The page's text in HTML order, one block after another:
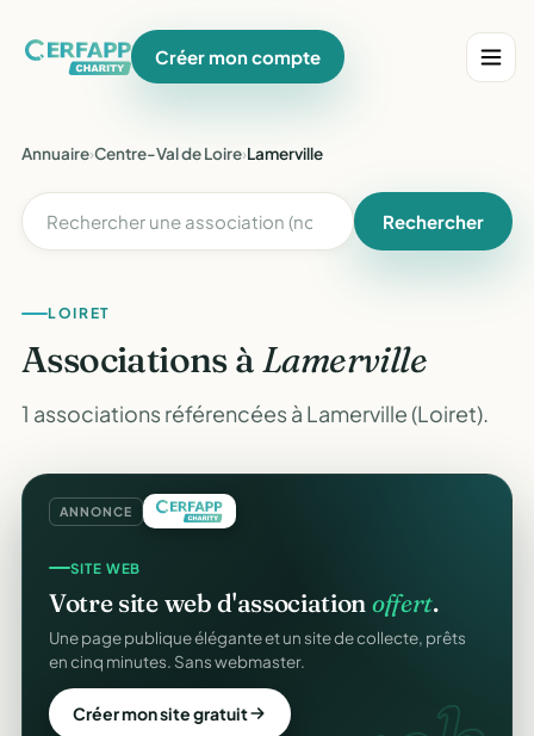
Créer mon compte
Annuaire›Centre-Val de Loire›Lamerville
Rechercher
LOIRET
Associations àLamerville
1 associations référencées à Lamerville (Loiret).
ANNONCE
SITE WEB
Votre site web d'association offert.
Une page publique élégante et un site de collecte, prêts
en cinq minutes. Sans webmaster.
Créer mon site gratuit